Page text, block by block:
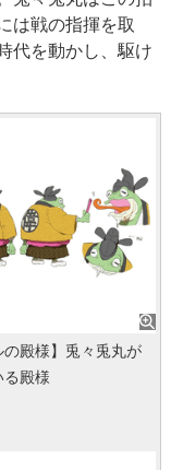
は戦の指揮を取
代を動かし、駆け
の殿様】兎々兎丸が
る殿様